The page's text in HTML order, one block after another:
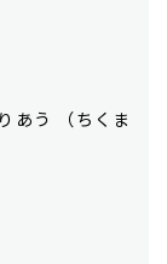
あう （ちくま